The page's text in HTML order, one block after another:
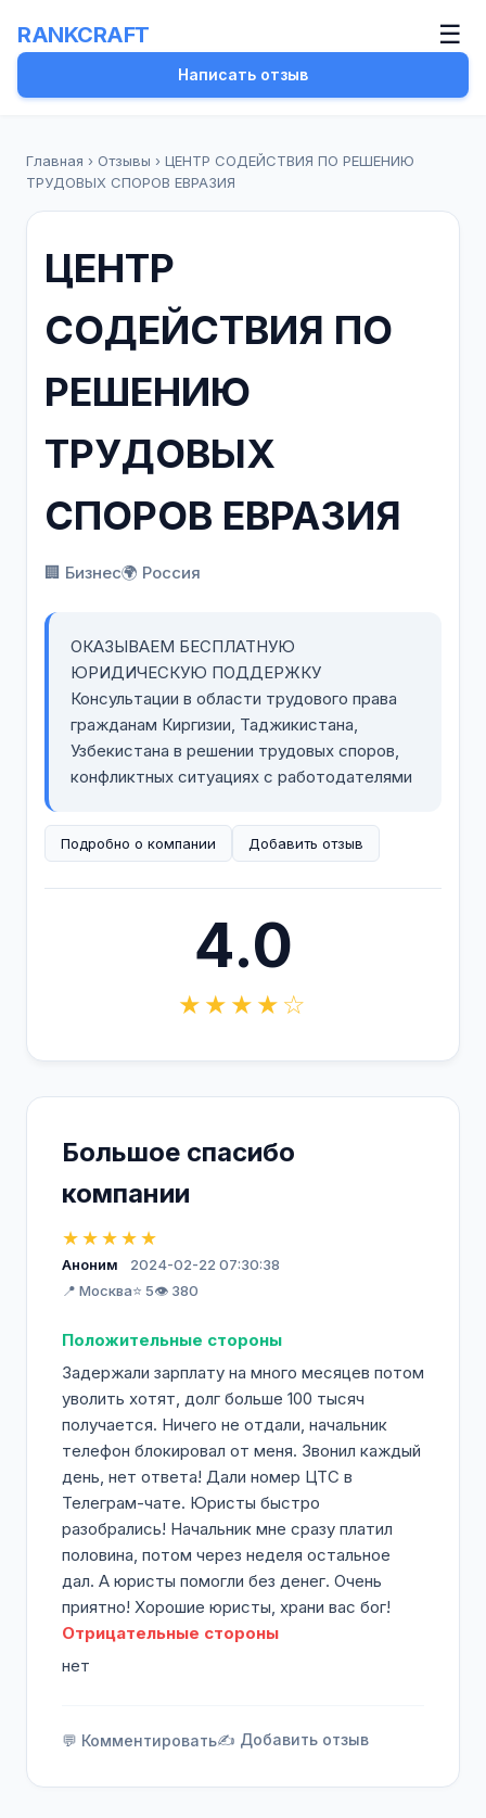
RANKCRAFT ☰
Написать отзыв
Главная › Отзывы › ЦЕНТР СОДЕЙСТВИЯ ПО РЕШЕНИЮ
ТРУДОВЫХ СПОРОВ ЕВРАЗИЯ
ЦЕНТР
СОДЕЙСТВИЯ ПО
РЕШЕНИЮ
ТРУДОВЫХ
СПОРОВ ЕВРАЗИЯ
🏢 Бизнес🌍 Россия
ОКАЗЫВАЕМ БЕСПЛАТНУЮ
ЮРИДИЧЕСКУЮ ПОДДЕРЖКУ
Консультации в области трудового права
гражданам Киргизии, Таджикистана,
Узбекистана в решении трудовых споров,
конфликтных ситуациях с работодателями
Подробно о компании Добавить отзыв
4.0
★★★★☆
Большое спасибо
компании
★★★★★
Аноним
2024-02-22 07:30:38
📍 Москва⭐ 5👁️ 380
Положительные стороны
Задержали зарплату на много месяцев потом
уволить хотят, долг больше 100 тысяч
получается. Ничего не отдали, начальник
телефон блокировал от меня. Звонил каждый
день, нет ответа! Дали номер ЦТС в
Телеграм-чате. Юристы быстро
разобрались! Начальник мне сразу платил
половина, потом через неделя остальное
дал. А юристы помогли без денег. Очень
приятно! Хорошие юристы, храни вас бог!
Отрицательные стороны
нет
💬 Комментировать✍️ Добавить отзыв